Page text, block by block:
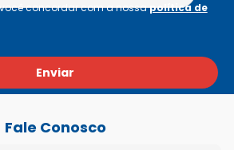
Enviar
concordar com a nossapolítica de
Fale Conosco